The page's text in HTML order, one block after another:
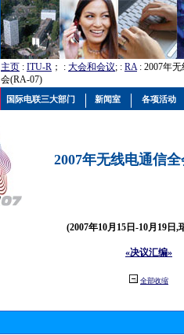
主页 : ITU-R ； : 大会和会议; : RA: 2007年
会(RA-07)
2007年无线电通信
(2007年10月15日-10月19日,
«决议汇编»
全部收缩
国际电联三大部门 新闻室 各项活动